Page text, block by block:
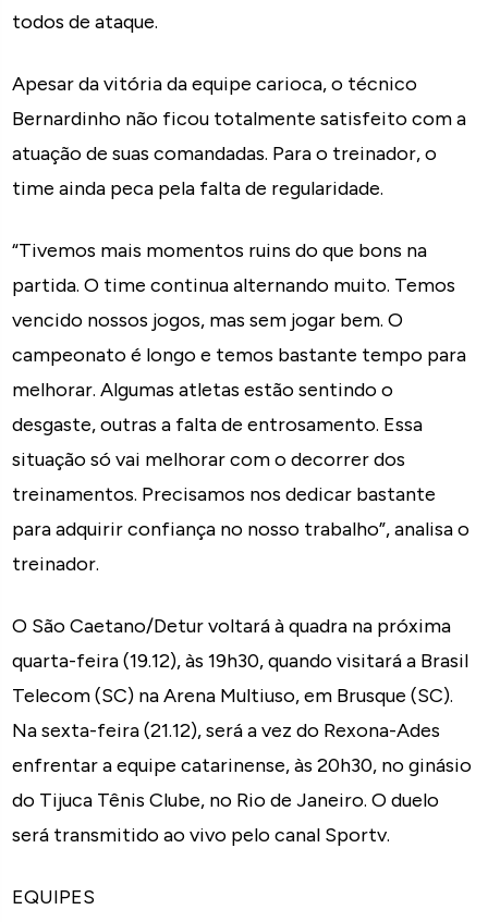
todos de ataque.
Apesar da vitória da equipe carioca, o técnico
Bernardinho não ficou totalmente satisfeito com a
atuação de suas comandadas. Para o treinador, o
time ainda peca pela falta de regularidade.
“Tivemos mais momentos ruins do que bons na
partida. O time continua alternando muito. Temos
vencido nossos jogos, mas sem jogar bem. O
campeonato é longo e temos bastante tempo para
melhorar. Algumas atletas estão sentindo o
desgaste, outras a falta de entrosamento. Essa
situação só vai melhorar com o decorrer dos
treinamentos. Precisamos nos dedicar bastante
para adquirir confiança no nosso trabalho”, analisa o
treinador.
O São Caetano/Detur voltará à quadra na próxima
quarta-feira (19.12), às 19h30, quando visitará a Brasil
Telecom (SC) na Arena Multiuso, em Brusque (SC).
Na sexta-feira (21.12), será a vez do Rexona-Ades
enfrentar a equipe catarinense, às 20h30, no ginásio
do Tijuca Tênis Clube, no Rio de Janeiro. O duelo
será transmitido ao vivo pelo canal Sportv.
EQUIPES